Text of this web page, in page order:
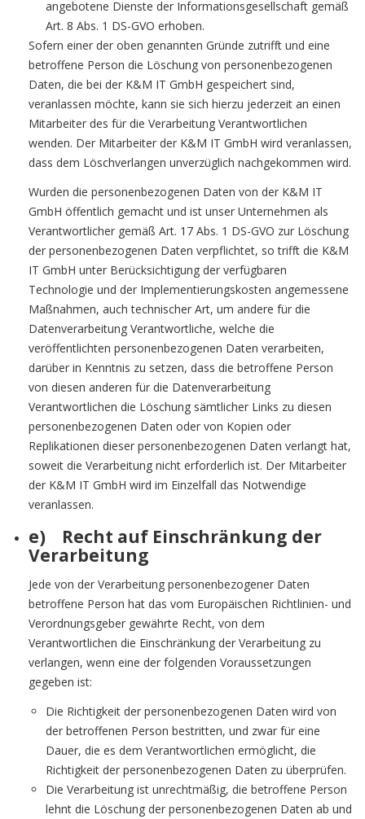
angebotene Dienste der Informationsgesellschaft gemäß
Art. 8 Abs. 1 DS-GVO erhoben.
Sofern einer der oben genannten Gründe zutrifft und eine
betroffene Person die Löschung von personenbezogenen
Daten, die bei der K&M IT GmbH gespeichert sind,
veranlassen möchte, kann sie sich hierzu jederzeit an einen
Mitarbeiter des für die Verarbeitung Verantwortlichen
wenden. Der Mitarbeiter der K&M IT GmbH wird veranlassen,
dass dem Löschverlangen unverzüglich nachgekommen wird.
Wurden die personenbezogenen Daten von der K&M IT
GmbH öffentlich gemacht und ist unser Unternehmen als
Verantwortlicher gemäß Art. 17 Abs. 1 DS-GVO zur Löschung
der personenbezogenen Daten verpflichtet, so trifft die K&M
IT GmbH unter Berücksichtigung der verfügbaren
Technologie und der Implementierungskosten angemessene
Maßnahmen, auch technischer Art, um andere für die
Datenverarbeitung Verantwortliche, welche die
veröffentlichten personenbezogenen Daten verarbeiten,
darüber in Kenntnis zu setzen, dass die betroffene Person
von diesen anderen für die Datenverarbeitung
Verantwortlichen die Löschung sämtlicher Links zu diesen
personenbezogenen Daten oder von Kopien oder
Replikationen dieser personenbezogenen Daten verlangt hat,
soweit die Verarbeitung nicht erforderlich ist. Der Mitarbeiter
der K&M IT GmbH wird im Einzelfall das Notwendige
veranlassen.
e) Recht auf Einschränkung der
Verarbeitung
Jede von der Verarbeitung personenbezogener Daten
betroffene Person hat das vom Europäischen Richtlinien- und
Verordnungsgeber gewährte Recht, von dem
Verantwortlichen die Einschränkung der Verarbeitung zu
verlangen, wenn eine der folgenden Voraussetzungen
gegeben ist:
Die Richtigkeit der personenbezogenen Daten wird von
der betroffenen Person bestritten, und zwar für eine
Dauer, die es dem Verantwortlichen ermöglicht, die
Richtigkeit der personenbezogenen Daten zu überprüfen.
Die Verarbeitung ist unrechtmäßig, die betroffene Person
lehnt die Löschung der personenbezogenen Daten ab und